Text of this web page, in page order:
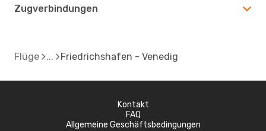
Zugverbindungen
Flüge Friedrichshafen - Venedig
Kontakt
FAQ
Allgemeine Geschäftsbedingungen